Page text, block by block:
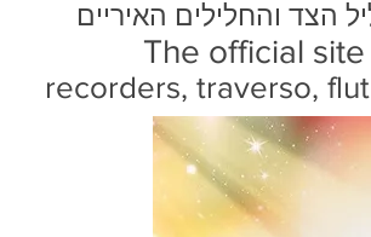
הצד והחלילים האיריים
The official
recorders, traverso,